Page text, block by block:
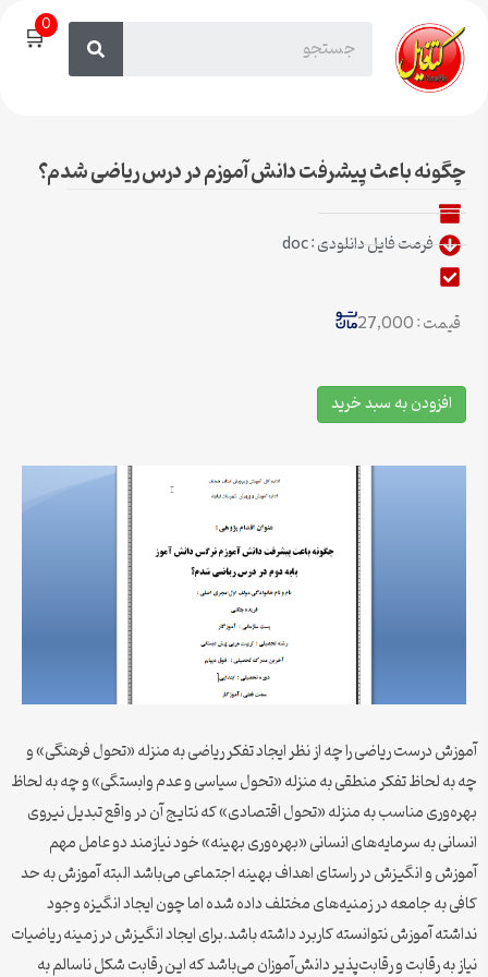
🛒0
چگونه باعث پیشرفت دانش آموزم در درس ریاضی شدم؟
فرمت فایل دانلودی : doc
قیمت : 27,000
افزودن به سبد خرید
آموزش درست ریاضی را چه از نظر ایجاد تفکر ریاضی به منزله «تحول فرهنگی» و
چه به لحاظ تفکر منطقی به منزله «تحول سیاسی و عدم وابستگی» و چه به لحاظ
بهره‌وری مناسب به منزله «تحول اقتصادی» که نتایج آن در واقع تبدیل نیروی
انسانی به سرمایه‌های انسانی «بهره‌‌وری بهینه» خود نیازمند دو عامل مهم
آموزش و انگیزش در راستای اهداف بهینه اجتماعی می‌باشد البته آموزش به حد
کافی به جامعه در زمنیه‌های مختلف داده شده اما چون ایجاد انگیزه وجود
نداشته آموزش نتوانسته کاربرد داشته باشد.برای ایجاد انگیزش در زمینه ریاضیات
نیاز به رقابت و رقابت‌پذیر دانش‌آموزان می‌باشد که این رقابت شکل ناسالم به